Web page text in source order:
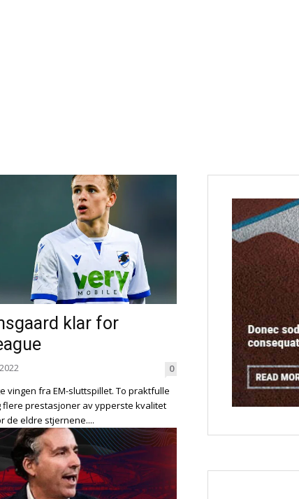
klar for
0
vingen fra EM-sluttspillet. To praktfulle
flere prestasjoner av ypperste kvalitet
de eldre stjernene....